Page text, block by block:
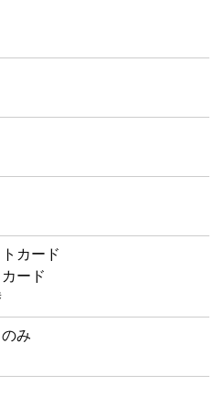
カード
ード
み